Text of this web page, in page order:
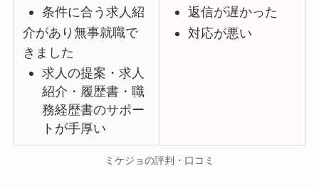
条件に合う求人紹
介があり無事就職で
きました
求人の提案・求人
紹介・履歴書・職
務経歴書のサポー
トが手厚い
返信が遅かった
対応が悪い
ミケジョの評判・口コミ